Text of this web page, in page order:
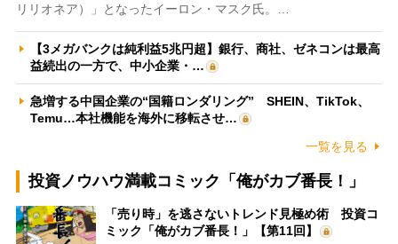
リリオネア）」となったイーロン・マスク氏。…
【3メガバンクは純利益5兆円超】銀行、商社、ゼネコンは最高
益続出の一方で、中小企業・…
急増する中国企業の“国籍ロンダリング” SHEIN、TikTok、
Temu…本社機能を海外に移転させ…
一覧を見る
投資ノウハウ満載コミック「俺がカブ番長！」
「売り時」を逃さないトレンド見極め術 投資コ
ミック「俺がカブ番長！」【第11回】